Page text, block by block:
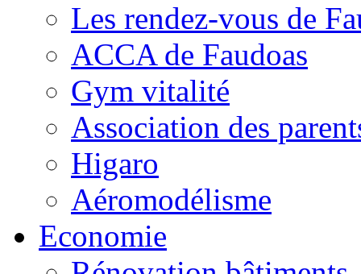
Les rendez-vous de
ACCA de Faudoas
Gym vitalité
Association des
Higaro
Aéromodélisme
Economie